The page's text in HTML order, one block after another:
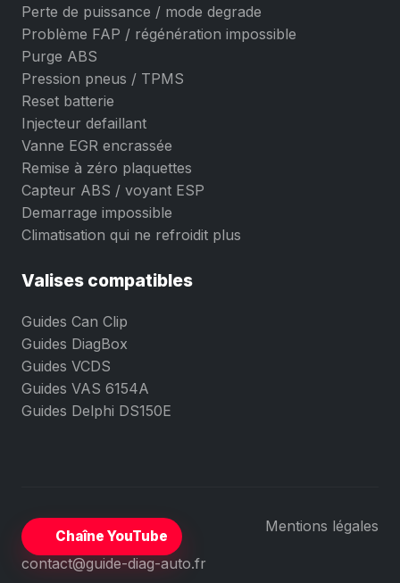
Perte de puissance / mode degrade
Problème FAP / régénération impossible
Purge ABS
Pression pneus / TPMS
Reset batterie
Injecteur defaillant
Vanne EGR encrassée
Remise à zéro plaquettes
Capteur ABS / voyant ESP
Demarrage impossible
Climatisation qui ne refroidit plus
Valises compatibles
Guides Can Clip
Guides DiagBox
Guides VCDS
Guides VAS 6154A
Guides Delphi DS150E
Chaîne YouTube
Mentions légales
contact@guide-diag-auto.fr